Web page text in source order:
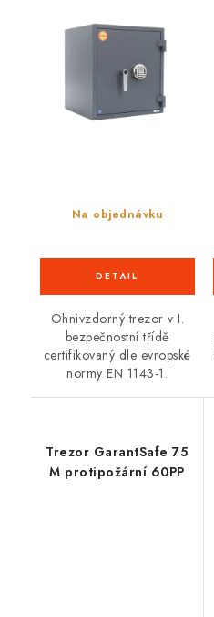
Na objednávku
Ohnivzdorný trezor v I.
bezpečnostní třídě
certifikovaný dle evropské
normy EN 1143-1.
Trezor GarantSafe 75
M protipožární 60PP